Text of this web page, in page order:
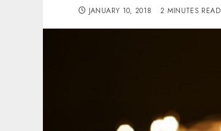
JANUARY 10, 2018 2 MINUTES READ